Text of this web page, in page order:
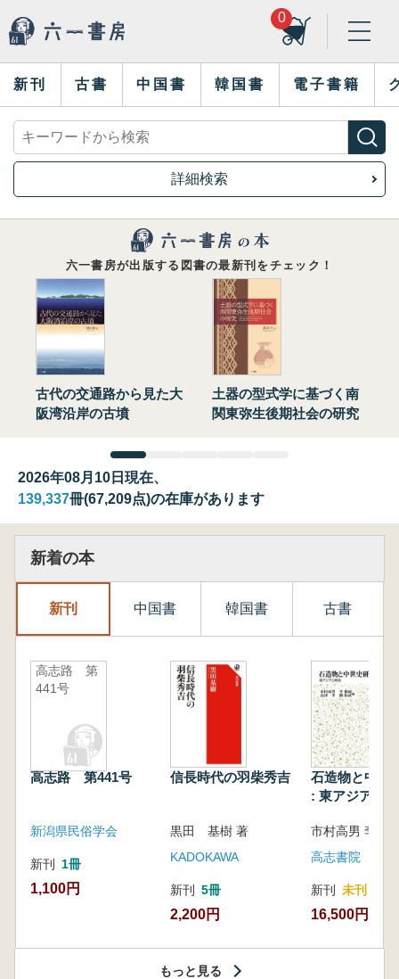
0
新刊 古書 中国書 韓国書 電子書籍
詳細検索
六一書房が出版する図書の最新刊をチェック！
古代の交通路から見た大
阪湾沿岸の古墳
土器の型式学に基づく南
関東弥生後期社会の研究
2026年08月10日現在、
139,337冊(67,209点)の在庫があります
新着の本
新刊 中国書 韓国書 古書
高志路 第
441号
高志路 第441号
新潟県民俗学会
新刊 1冊
1,100円
信長時代の羽柴秀吉
黒田 基樹 著
KADOKAWA
新刊 5冊
2,200円
石造物と中世
: 東アジアと
高志書院
新刊 未刊
16,500円
もっと見る